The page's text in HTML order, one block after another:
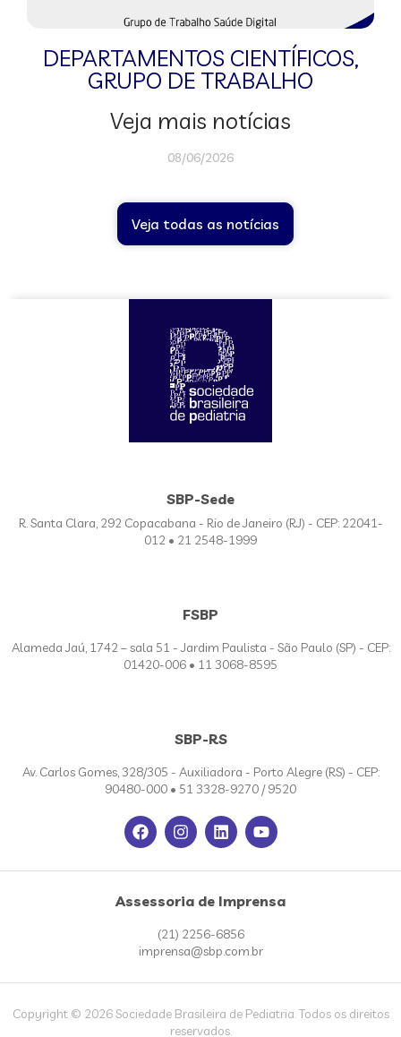
DEPARTAMENTOS CIENTÍFICOS,
GRUPO DE TRABALHO
Veja mais notícias
08/06/2026
Veja todas as notícias
SBP-Sede
R. Santa Clara, 292 Copacabana - Rio de Janeiro (RJ) - CEP: 22041-
012 • 21 2548-1999
FSBP
Alameda Jaú, 1742 – sala 51 - Jardim Paulista - São Paulo (SP) - CEP:
01420-006 • 11 3068-8595
SBP-RS
Av. Carlos Gomes, 328/305 - Auxiliadora - Porto Alegre (RS) - CEP:
90480-000 • 51 3328-9270 / 9520
Assessoria de Imprensa
(21) 2256-6856
imprensa@sbp.com.br
Copyright © 2026 Sociedade Brasileira de Pediatria. Todos os direitos
reservados.